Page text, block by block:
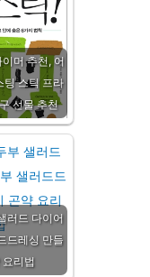
머 추천, 어
팅 스틱 프라
선물 추천
러드 다이어
드레싱 만들
요리법